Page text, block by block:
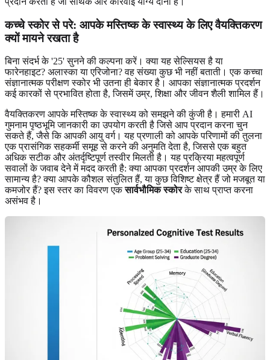
कच्चे स्कोर से परे: आपके मस्तिष्क के स्वास्थ्य के लिए वैयक्तिकरण
क्यों मायने रखता है
बिना संदर्भ के '25' सुनने की कल्पना करें। क्या यह सेल्सियस है या
फारेनहाइट? अलास्का या एरिजोना? वह संख्या कुछ भी नहीं बताती। एक कच्चा
संज्ञानात्मक परीक्षण स्कोर भी उतना ही बेकार है। आपका संज्ञानात्मक प्रदर्शन
कई कारकों से प्रभावित होता है, जिसमें उम्र, शिक्षा और जीवन शैली शामिल हैं।
वैयक्तिकरण आपके मस्तिष्क के स्वास्थ्य को समझने की कुंजी है। हमारी AI
गुमनाम पृष्ठभूमि जानकारी का उपयोग करती है जिसे आप प्रदान करना चुन
सकते हैं, जैसे कि आपकी आयु वर्ग। यह प्रणाली को आपके परिणामों की तुलना
एक प्रासंगिक सहकर्मी समूह से करने की अनुमति देता है, जिससे एक बहुत
अधिक सटीक और अंतर्दृष्टिपूर्ण तस्वीर मिलती है। यह प्रक्रिया महत्वपूर्ण
सवालों के जवाब देने में मदद करती है: क्या आपका प्रदर्शन आपकी उम्र के लिए
सामान्य है? क्या आपके कौशल संतुलित हैं, या कुछ विशिष्ट क्षेत्र हैं जो मजबूत या
कमजोर हैं? इस स्तर का विवरण एकसार्वभौमिक स्कोरके साथ प्राप्त करना
असंभव है।